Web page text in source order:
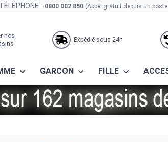
- 0800 002 850 (Appel gratuit depuis un poste
nos
Expédié sous 24h
GARCON FILLE